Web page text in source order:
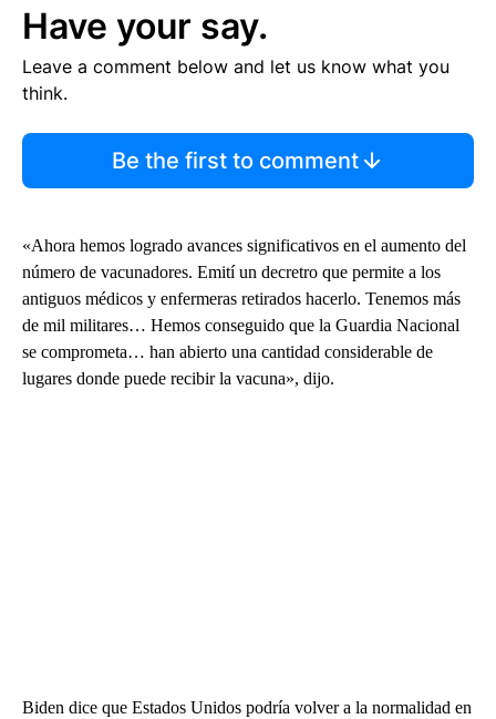
Have your say.
Leave a comment below and let us know what you
think.
Be the first to comment
«Ahora hemos logrado avances significativos en el aumento del
número de vacunadores. Emití un decretro que permite a los
antiguos médicos y enfermeras retirados hacerlo. Tenemos más
de mil militares… Hemos conseguido que la Guardia Nacional
se comprometa… han abierto una cantidad considerable de
lugares donde puede recibir la vacuna», dijo.
Biden dice que Estados Unidos podría volver a la normalidad en